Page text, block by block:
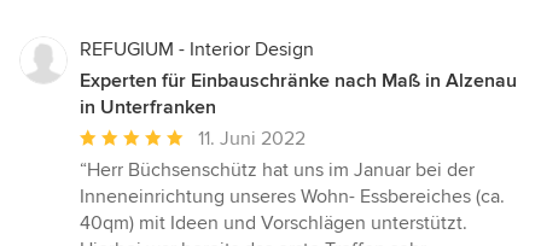
REFUGIUM - Interior Design
Experten für Einbauschränke nach Maß in Alzenau
in Unterfranken
Durchschnittliche
Bewertung:
5
von
11. Juni 2022
“Herr Büchsenschütz hat uns im Januar bei der
Inneneinrichtung unseres Wohn- Essbereiches (ca.
40qm) mit Ideen und Vorschlägen unterstützt.